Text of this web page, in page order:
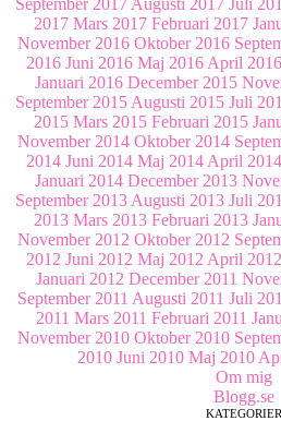
September 2017 Augusti 2017 Juli
2017 Mars 2017 Februari 2017
November 2016 Oktober 2016
2016 Juni 2016 Maj 2016 April 2016
Januari 2016 December 2015
September 2015 Augusti 2015 Juli
2015 Mars 2015 Februari 2015
November 2014 Oktober 2014
2014 Juni 2014 Maj 2014 April 2014
Januari 2014 December 2013
September 2013 Augusti 2013 Juli
2013 Mars 2013 Februari 2013
November 2012 Oktober 2012
2012 Juni 2012 Maj 2012 April 2012
Januari 2012 December 2011
September 2011 Augusti 2011 Juli
2011 Mars 2011 Februari 2011
November 2010 Oktober 2010
2010 Juni 2010 Maj 2010
Om mig
Blogg.se
KATEGORIER